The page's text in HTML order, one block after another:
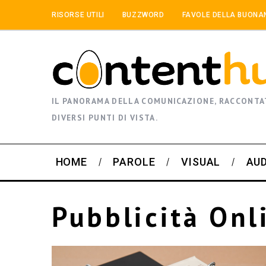
RISORSE UTILI BUZZWORD FAVOLE DELLA
IL PANORAMA DELLA COMUNICAZIONE,
DIVERSI PUNTI DI VISTA.
HOME PAROLE VISUAL
Pubblicità